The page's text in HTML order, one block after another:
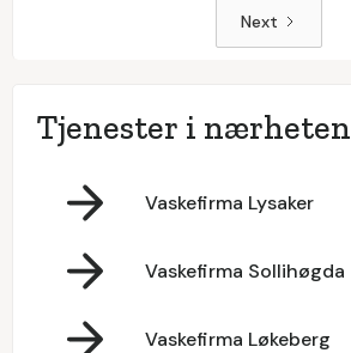
Next
Tjenester i nærheten
Vaskefirma Lysaker
Vaskefirma Sollihøgda
Vaskefirma Løkeberg